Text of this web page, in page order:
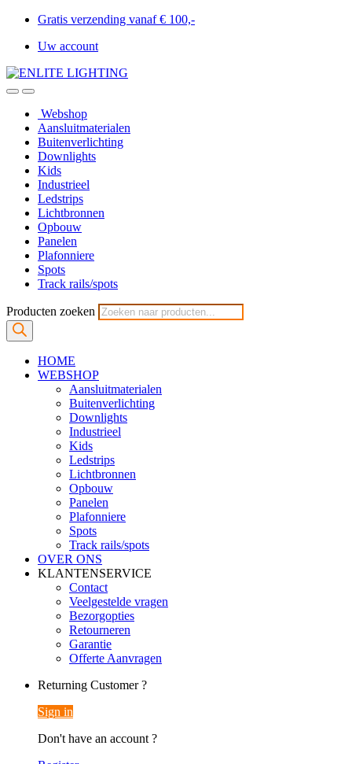
Gratis verzending vanaf € 100,-
Uw account
Webshop
Aansluitmaterialen
Buitenverlichting
Downlights
Kids
Industrieel
Ledstrips
Lichtbronnen
Opbouw
Panelen
Plafonniere
Spots
Track rails/spots
Producten zoeken
HOME
WEBSHOP
Aansluitmaterialen
Buitenverlichting
Downlights
Industrieel
Kids
Ledstrips
Lichtbronnen
Opbouw
Panelen
Plafonniere
Spots
Track rails/spots
OVER ONS
KLANTENSERVICE
Contact
Veelgestelde vragen
Bezorgopties
Retourneren
Garantie
Offerte Aanvragen
Returning Customer ?
Sign in
Don't have an account ?